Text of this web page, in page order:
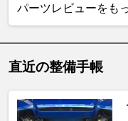
パーツレビューをも
直近の整備手帳